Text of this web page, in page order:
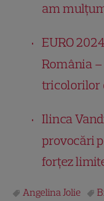
am
EURO
România
tricolorilor
Ilinca
provocări
forţez
Angelina Jolie